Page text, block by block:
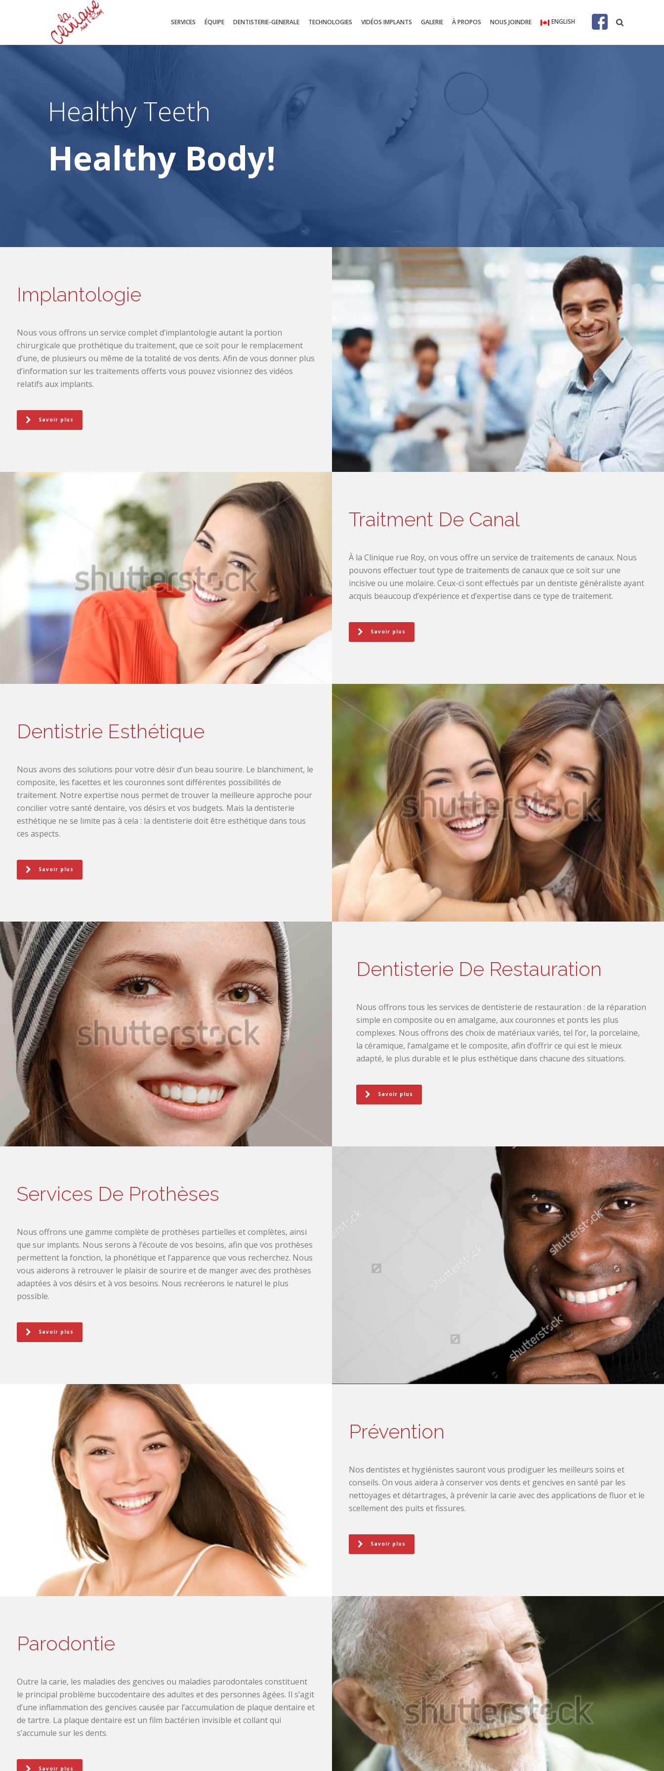
SERVICES ÉQUIPE DENTISTERIE-GENERALE TECHNOLOGIES VIDÉOS IMPLANTS GALERIE À PROPOS NOUS JOINDRE ENGLISH
Healthy Teeth
Healthy Body!
Implantologie
Nous vous offrons un service complet d’implantologie autant la portion
chirurgicale que prothétique du traitement, que ce soit pour le remplacement
d’une, de plusieurs ou même de la totalité de vos dents. Afin de vous donner plus
d’information sur les traitements offerts vous pouvez visionnez des vidéos
relatifs aux implants.
Savoir plus
Traitment De Canal
À la Clinique rue Roy, on vous offre un service de traitements de canaux. Nous
pouvons effectuer tout type de traitements de canaux que ce soit sur une
incisive ou une molaire. Ceux-ci sont effectués par un dentiste généraliste ayant
acquis beaucoup d’expérience et d’expertise dans ce type de traitement.
Savoir plus
Dentistrie Esthétique
Nous avons des solutions pour votre désir d’un beau sourire. Le blanchiment, le
composite, les facettes et les couronnes sont différentes possibilités de
traitement. Notre expertise nous permet de trouver la meilleure approche pour
concilier votre santé dentaire, vos désirs et vos budgets. Mais la dentisterie
esthétique ne se limite pas à cela : la dentisterie doit être esthétique dans tous
ces aspects.
Savoir plus
Dentisterie De Restauration
Nous offrons tous les services de dentisterie de restauration : de la réparation
simple en composite ou en amalgame, aux couronnes et ponts les plus
complexes. Nous offrons des choix de matériaux variés, tel l’or, la porcelaine,
la céramique, l’amalgame et le composite, afin d’offrir ce qui est le mieux
adapté, le plus durable et le plus esthétique dans chacune des situations.
Savoir plus
Services De Prothèses
Nous offrons une gamme complète de prothèses partielles et complètes, ainsi
que sur implants. Nous serons à l’écoute de vos besoins, afin que vos prothèses
permettent la fonction, la phonétique et l’apparence que vous recherchez. Nous
vous aiderons à retrouver le plaisir de sourire et de manger avec des prothèses
adaptées à vos désirs et à vos besoins. Nous recréerons le naturel le plus
possible.
Savoir plus
Prévention
Nos dentistes et hygiénistes sauront vous prodiguer les meilleurs soins et
conseils. On vous aidera à conserver vos dents et gencives en santé par les
nettoyages et détartrages, à prévenir la carie avec des applications de fluor et le
scellement des puits et fissures.
Savoir plus
Parodontie
Outre la carie, les maladies des gencives ou maladies parodontales constituent
le principal problème buccodentaire des adultes et des personnes âgées. Il s’agit
d’une inflammation des gencives causée par l’accumulation de plaque dentaire et
de tartre. La plaque dentaire est un film bactérien invisible et collant qui
s’accumule sur les dents.
Savoir plus